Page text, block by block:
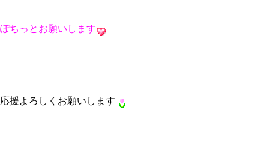
ぽちっとお願いします
応援よろしくお願いします